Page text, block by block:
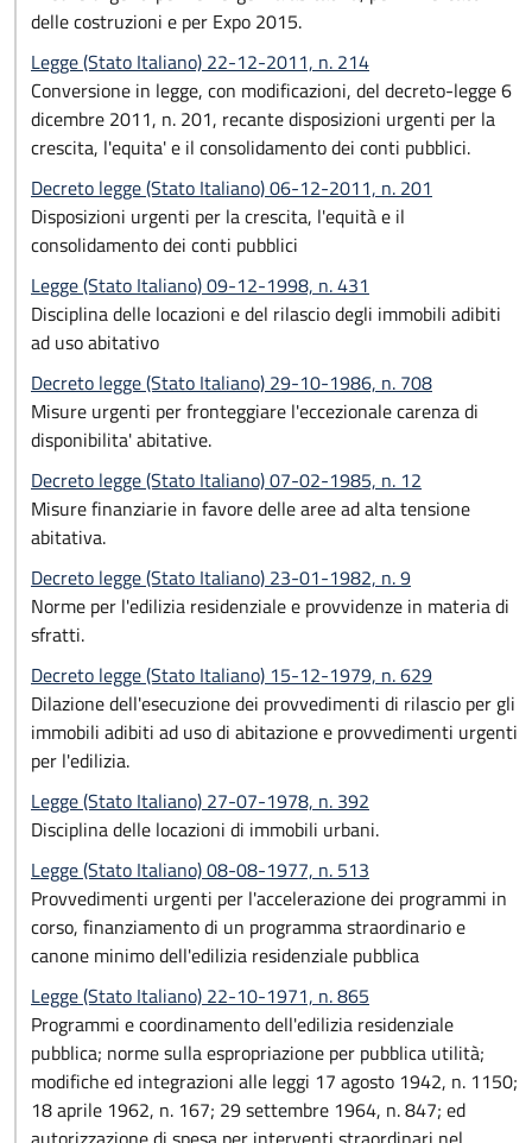
delle costruzioni e per Expo 2015.
Legge (Stato Italiano) 22-12-2011, n. 214
Conversione in legge, con modificazioni, del decreto-legge 6
dicembre 2011, n. 201, recante disposizioni urgenti per la
crescita, l'equita' e il consolidamento dei conti pubblici.
Decreto legge (Stato Italiano) 06-12-2011, n. 201
Disposizioni urgenti per la crescita, l'equità e il
consolidamento dei conti pubblici
Legge (Stato Italiano) 09-12-1998, n. 431
Disciplina delle locazioni e del rilascio degli immobili adibiti
ad uso abitativo
Decreto legge (Stato Italiano) 29-10-1986, n. 708
Misure urgenti per fronteggiare l'eccezionale carenza di
disponibilita' abitative.
Decreto legge (Stato Italiano) 07-02-1985, n. 12
Misure finanziarie in favore delle aree ad alta tensione
abitativa.
Decreto legge (Stato Italiano) 23-01-1982, n. 9
Norme per l'edilizia residenziale e provvidenze in materia di
sfratti.
Decreto legge (Stato Italiano) 15-12-1979, n. 629
Dilazione dell'esecuzione dei provvedimenti di rilascio per gli
immobili adibiti ad uso di abitazione e provvedimenti urgenti
per l'edilizia.
Legge (Stato Italiano) 27-07-1978, n. 392
Disciplina delle locazioni di immobili urbani.
Legge (Stato Italiano) 08-08-1977, n. 513
Provvedimenti urgenti per l'accelerazione dei programmi in
corso, finanziamento di un programma straordinario e
canone minimo dell'edilizia residenziale pubblica
Legge (Stato Italiano) 22-10-1971, n. 865
Programmi e coordinamento dell'edilizia residenziale
pubblica; norme sulla espropriazione per pubblica utilità;
modifiche ed integrazioni alle leggi 17 agosto 1942, n. 1150;
18 aprile 1962, n. 167; 29 settembre 1964, n. 847; ed